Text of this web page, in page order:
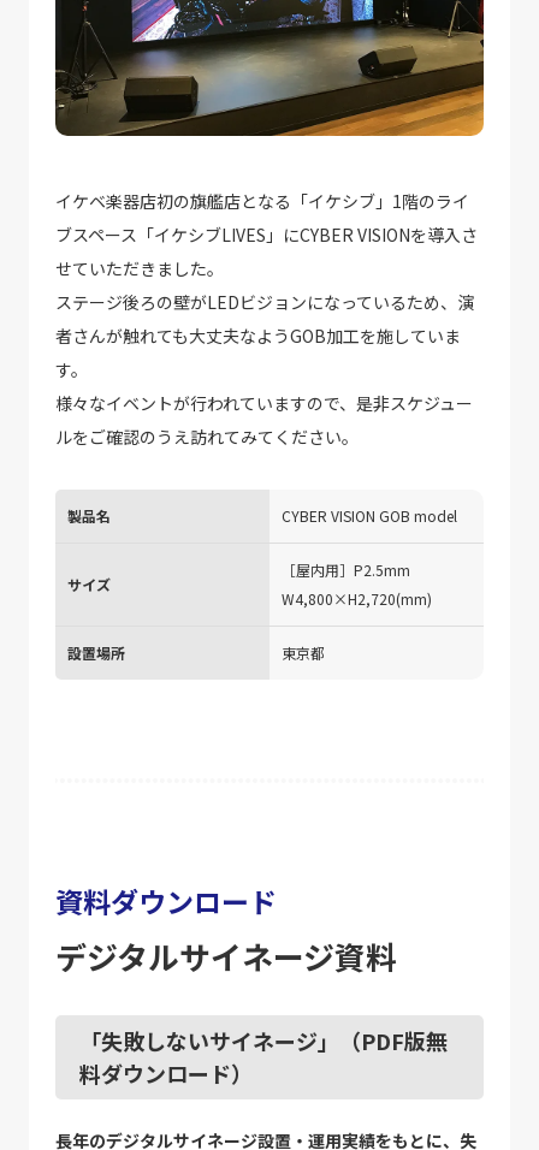
イケベ楽器店初の旗艦店となる「イケシブ」1階のライ
ブスペース「イケシブLIVES」にCYBER VISIONを導入さ
せていただきました。
ステージ後ろの壁がLEDビジョンになっているため、演
者さんが触れても大丈夫なようGOB加工を施していま
す。
様々なイベントが行われていますので、是非スケジュー
ルをご確認のうえ訪れてみてください。
製品名 CYBER VISION GOB model
サイズ
［屋内用］P2.5mm
W4,800×H2,720(mm)
設置場所 東京都
資料ダウンロード
デジタルサイネージ資料
「失敗しないサイネージ」（PDF版無
料ダウンロード）
長年のデジタルサイネージ設置・運用実績をもとに、失